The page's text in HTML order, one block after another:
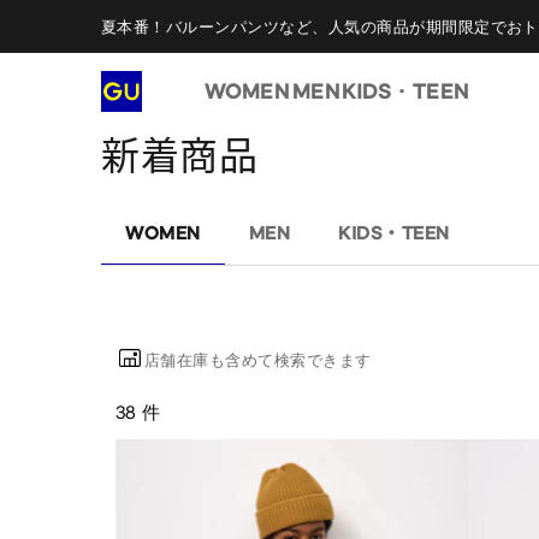
夏本番！バルーンパンツなど、人気の商品が期間限定でお
WOMEN MENKIDS・TEEN
新着商品
WOMEN MEN KIDS・TEEN
店舗在庫も含めて検索できます
38 件